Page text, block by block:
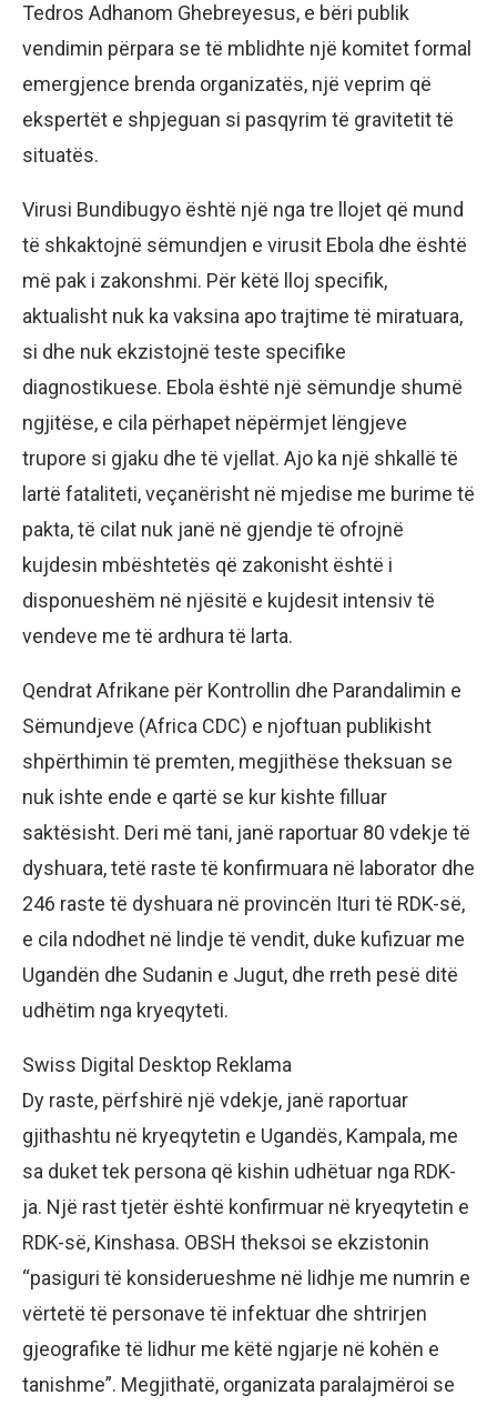
Tedros Adhanom Ghebreyesus, e bëri publik
vendimin përpara se të mblidhte një komitet formal
emergjence brenda organizatës, një veprim që
ekspertët e shpjeguan si pasqyrim të gravitetit të
situatës.
Virusi Bundibugyo është një nga tre llojet që mund
të shkaktojnë sëmundjen e virusit Ebola dhe është
më pak i zakonshmi. Për këtë lloj specifik,
aktualisht nuk ka vaksina apo trajtime të miratuara,
si dhe nuk ekzistojnë teste specifike
diagnostikuese. Ebola është një sëmundje shumë
ngjitëse, e cila përhapet nëpërmjet lëngjeve
trupore si gjaku dhe të vjellat. Ajo ka një shkallë të
lartë fataliteti, veçanërisht në mjedise me burime të
pakta, të cilat nuk janë në gjendje të ofrojnë
kujdesin mbështetës që zakonisht është i
disponueshëm në njësitë e kujdesit intensiv të
vendeve me të ardhura të larta.
Qendrat Afrikane për Kontrollin dhe Parandalimin e
Sëmundjeve (Africa CDC) e njoftuan publikisht
shpërthimin të premten, megjithëse theksuan se
nuk ishte ende e qartë se kur kishte filluar
saktësisht. Deri më tani, janë raportuar 80 vdekje të
dyshuara, tetë raste të konfirmuara në laborator dhe
246 raste të dyshuara në provincën Ituri të RDK-së,
e cila ndodhet në lindje të vendit, duke kufizuar me
Ugandën dhe Sudanin e Jugut, dhe rreth pesë ditë
udhëtim nga kryeqyteti.
Swiss Digital Desktop Reklama
Dy raste, përfshirë një vdekje, janë raportuar
gjithashtu në kryeqytetin e Ugandës, Kampala, me
sa duket tek persona që kishin udhëtuar nga RDK-
ja. Një rast tjetër është konfirmuar në kryeqytetin e
RDK-së, Kinshasa. OBSH theksoi se ekzistonin
“pasiguri të konsiderueshme në lidhje me numrin e
vërtetë të personave të infektuar dhe shtrirjen
gjeografike të lidhur me këtë ngjarje në kohën e
tanishme”. Megjithatë, organizata paralajmëroi se